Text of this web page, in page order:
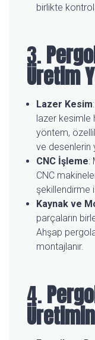
birlikte
3.
Üretim
Lazer Kesim
lazer kesimle
yöntem,
ve desenlerin
CNC İşleme:
CNC
şekillendirme
Kaynak ve
parçaların
Ahşap
montajlanır.
4.